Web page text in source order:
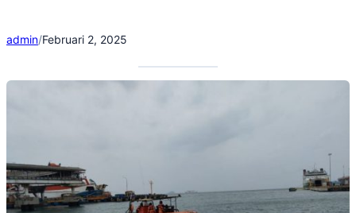
admin/Februari 2, 2025